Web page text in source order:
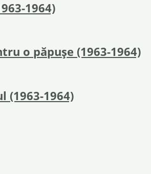
1964)
o păpuşe (1963-1964)
(1963-1964)